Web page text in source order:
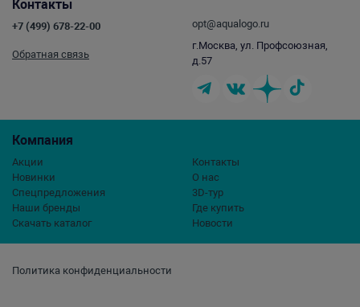
Политика конфиденциальности
Компания
Акции
Новинки
Спецпредложения
Наши бренды
Скачать каталог
Контакты
О нас
3D-тур
Где купить
Новости
Контакты
+7 (499) 678-22-00
Обратная связь
opt@aqualogo.ru
г.Москва, ул. Профсоюзная,
д.57